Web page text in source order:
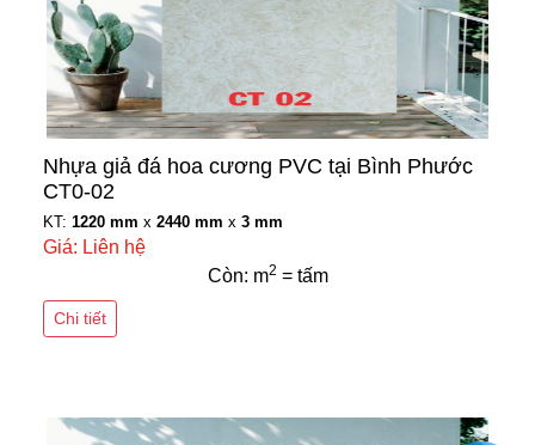
Nhựa giả đá hoa cương PVC tại Bình Phước
CT0-02
KT: 1220 mm x 2440 mm x 3 mm
Giá: Liên hệ
Còn: m2 = tấm
Chi tiết